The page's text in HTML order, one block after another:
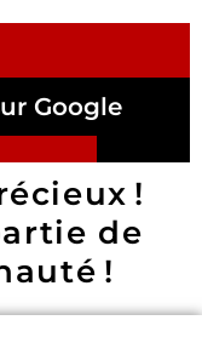
Google
!
de
!